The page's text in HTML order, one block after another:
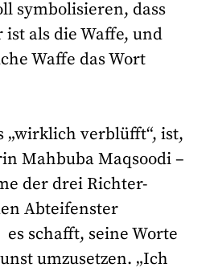
symbolisieren, dass
ist als die Waffe, und
Waffe das Wort
„wirklich verblüfft“, ist,
Mahbuba Maqsoodi –
der drei Richter-
Abteifenster
schafft, seine Worte
umzusetzen. „Ich